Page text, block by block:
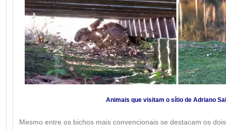
Animais que visitam o sítio de Adriano
Mesmo entre os bichos mais convencionais se destacam os